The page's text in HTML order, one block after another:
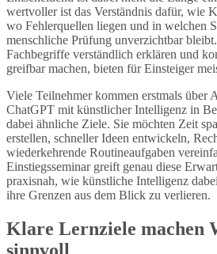
wertvoller ist das Verständnis dafür, wie
wo Fehlerquellen liegen und in welchen
menschliche Prüfung unverzichtbar
Fachbegriffe verständlich erklären und
greifbar machen, bieten für Einsteiger
Viele Teilnehmer kommen erstmals über
ChatGPT mit künstlicher Intelligenz in
dabei ähnliche Ziele. Sie möchten Zeit
erstellen, schneller Ideen entwickeln,
wiederkehrende Routineaufgaben
Einstiegsseminar greift genau diese
praxisnah, wie künstliche Intelligenz
ihre Grenzen aus dem Blick zu verlieren.
Klare Lernziele machen